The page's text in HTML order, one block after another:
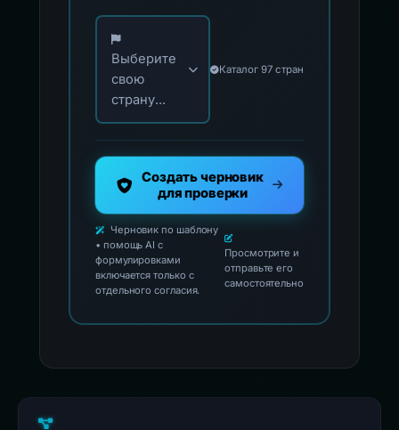
Выберите свою страну для официальных
Выберите
свою
страну...
Каталог 97 стран
Создать черновик
для проверки
Черновик по шаблону
• помощь AI с
формулировками
включается только с
отдельного согласия.
Просмотрите и
отправьте его
самостоятельно